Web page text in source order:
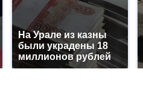
На Урале из казны
были украдены 18
миллионов рублей